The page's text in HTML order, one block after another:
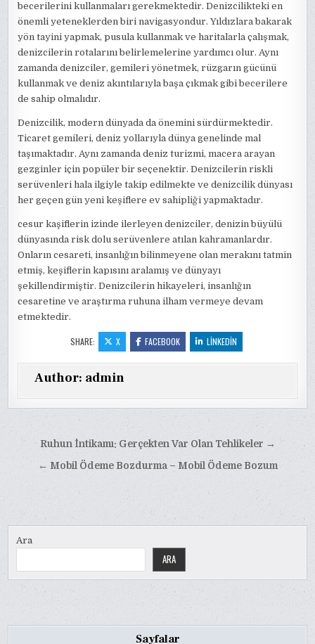
becerilerini kullanmaları gerekmektedir. Denizcilikteki en
önemli yeteneklerden biri navigasyondur. Yıldızlara bakarak
yön tayini yapmak, pusula kullanmak ve haritalarla çalışmak,
denizcilerin rotalarını belirlemelerine yardımcı olur. Aynı
zamanda denizciler, gemileri yönetmek, rüzgarın gücünü
kullanmak ve deniz akıntılarıyla başa çıkmak gibi becerilere
de sahip olmalıdır.
Denizcilik, modern dünyada da önemini sürdürmektedir.
Ticaret gemileri, deniz yollarıyla dünya genelinde mal
taşımaktadır. Aynı zamanda deniz turizmi, macera arayan
gezginler için popüler bir seçenektir. Denizcilerin riskli
serüvenleri hala ilgiyle takip edilmekte ve denizcilik dünyası
her geçen gün yeni keşiflere ev sahipliği yapmaktadır.
cesur kaşiflerin izinde ilerleyen denizciler, denizin büyülü
dünyasında risk dolu serüvenlere atılan kahramanlardır.
Onların cesareti, insanlığın bilinmeyene olan merakını tatmin
etmiş, keşiflerin kapısını aralamış ve dünyayı
şekillendirmiştir. Denizcilerin hikayeleri, insanlığın
cesaretine ve araştırma ruhuna ilham vermeye devam
etmektedir.
SHARE: X FACEBOOK LINKEDIN
Author: admin
Yazı
gezinmesi
Ruhun İntikamı: Gerçekten Var Olan Tehlikeler →
← Mobil Ödeme Bozdurma – Mobil Ödeme Bozum
Ara
ARA
Sayfalar